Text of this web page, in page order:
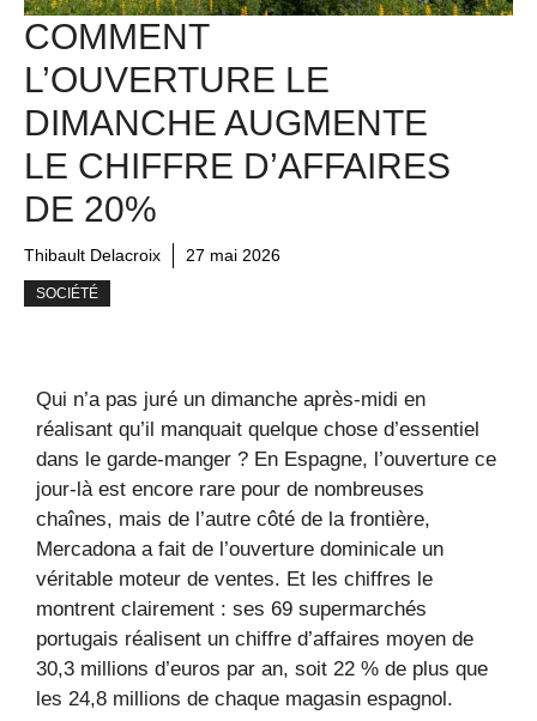
COMMENT
L’OUVERTURE LE
DIMANCHE AUGMENTE
LE CHIFFRE D’AFFAIRES
DE 20%
Thibault Delacroix 27 mai 2026
SOCIÉTÉ
Qui n’a pas juré un dimanche après-midi en
réalisant qu’il manquait quelque chose d’essentiel
dans le garde-manger ? En Espagne, l’ouverture ce
jour-là est encore rare pour de nombreuses
chaînes, mais de l’autre côté de la frontière,
Mercadona a fait de l’ouverture dominicale un
véritable moteur de ventes. Et les chiffres le
montrent clairement : ses 69 supermarchés
portugais réalisent un chiffre d’affaires moyen de
30,3 millions d’euros par an, soit 22 % de plus que
les 24,8 millions de chaque magasin espagnol.